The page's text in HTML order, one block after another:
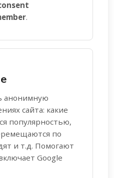
.
анонимную
сайта: какие
популярностью,
по
и т.д. Помогают
Google